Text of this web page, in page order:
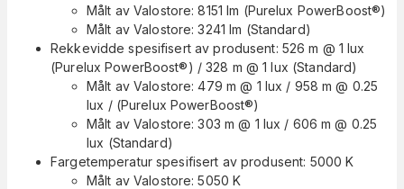
Målt av Valostore: 8151 lm (Purelux PowerBoost®)
Målt av Valostore: 3241 lm (Standard)
Rekkevidde spesifisert av produsent: 526 m @ 1 lux
(Purelux PowerBoost®) / 328 m @ 1 lux (Standard)
Målt av Valostore: 479 m @ 1 lux / 958 m @ 0.25
lux / (Purelux PowerBoost®)
Målt av Valostore: 303 m @ 1 lux / 606 m @ 0.25
lux (Standard)
Fargetemperatur spesifisert av produsent: 5000 K
Målt av Valostore: 5050 K